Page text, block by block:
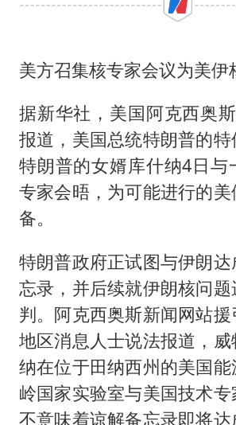
美方召集核专家会议为美伊
据新华社，美国阿克西奥
报道，美国总统特朗普的
特朗普的女婿库什纳4日与
专家会晤，为可能进行的
备。
特朗普政府正试图与伊朗
忘录，并后续就伊朗核问
判。阿克西奥斯新闻网站
地区消息人士说法报道，
纳在位于田纳西州的美国
岭国家实验室与美国技术
不意味着谅解备忘录即将